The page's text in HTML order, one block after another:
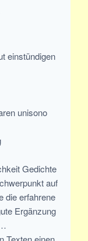
einstündigen
unisono
Gedichte
auf
die erfahrene
Ergänzung